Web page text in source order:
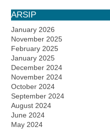
ARSIP
January 2026
November 2025
February 2025
January 2025
December 2024
November 2024
October 2024
September 2024
August 2024
June 2024
May 2024